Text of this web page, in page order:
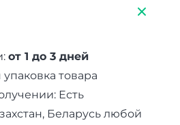
от 1 до 3 дней
товара
Есть
Беларусь любой